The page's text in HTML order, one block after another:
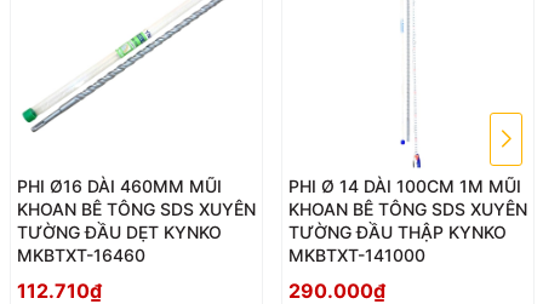
PHI Ø16 DÀI 460MM MŨI
KHOAN BÊ TÔNG SDS XUYÊN
TƯỜNG ĐẦU DẸT KYNKO
MKBTXT-16460
112.710₫
PHI Ø 14 DÀI 100CM 1M MŨI
KHOAN BÊ TÔNG SDS XUYÊN
TƯỜNG ĐẦU THẬP KYNKO
MKBTXT-141000
290.000₫